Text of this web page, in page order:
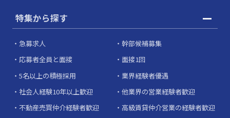
特集から探す
急募求人
幹部候補募集
応募者全員と面接
面接1回
5名以上の積極採用
業界経験者優遇
社会人経験10年以上歓迎
他業界の営業経験者歓迎
不動産売買仲介経験者歓迎
高級賃貸仲介営業の経験者歓迎